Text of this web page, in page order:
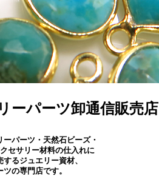
ーパーツ卸通信販売店
パーツ・天然石ビーズ・
セサリー材料の仕入れに
るジュエリー資材、
の専門店です。